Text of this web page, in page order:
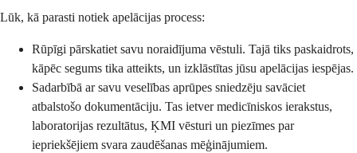
Lūk, kā parasti notiek apelācijas process:
Rūpīgi pārskatiet savu noraidījuma vēstuli. Tajā tiks paskaidrots,
kāpēc segums tika atteikts, un izklāstītas jūsu apelācijas iespējas.
Sadarbībā ar savu veselības aprūpes sniedzēju savāciet
atbalstošo dokumentāciju. Tas ietver medicīniskos ierakstus,
laboratorijas rezultātus, ĶMI vēsturi un piezīmes par
iepriekšējiem svara zaudēšanas mēģinājumiem.